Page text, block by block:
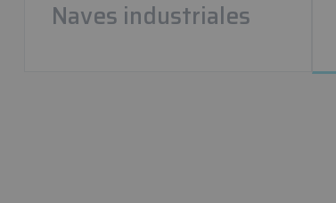
Naves industriales